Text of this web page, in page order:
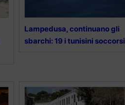
Lampedusa, continuano gli
sbarchi: 19 i tunisini soccorsi